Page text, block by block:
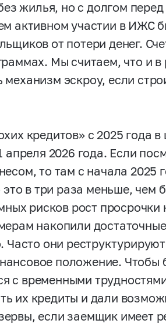
жилья, но с долгом
активном участии в ИЖС
от потери денег.
Мы считаем, что и в
эскроу, если
кредитов» с 2025 года в
2026 года. Если
то там с начала 2025
в три раза меньше, чем
рисков рост просрочки
накопили
Часто они
положение. Чтобы
с временными
их кредиты и дали
если заемщик имеет